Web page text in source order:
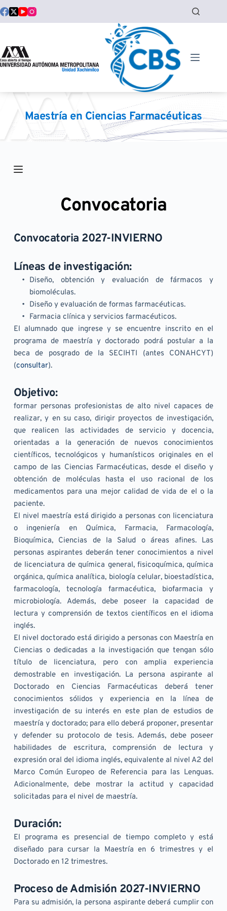
al
contenido
Maestría en Ciencias Farmacéuticas
Convocatoria
Convocatoria 2027-INVIERNO
Líneas de investigación:
Diseño, obtención y evaluación de fármacos y
biomoléculas.
Diseño y evaluación de formas farmacéuticas.
Farmacia clínica y servicios farmacéuticos.
El alumnado que ingrese y se encuentre inscrito en el
programa de maestría y doctorado podrá postular a la
beca de posgrado de la SECIHTI (antes CONAHCYT)
(consultar).
Objetivo:
formar personas profesionistas de alto nivel capaces de
realizar, y en su caso, dirigir proyectos de investigación,
que realicen las actividades de servicio y docencia,
orientadas a la generación de nuevos conocimientos
científicos, tecnológicos y humanísticos originales en el
campo de las Ciencias Farmacéuticas, desde el diseño y
obtención de moléculas hasta el uso racional de los
medicamentos para una mejor calidad de vida de el o la
paciente.
El nivel maestría está dirigido a personas con licenciatura
o ingeniería en Química, Farmacia, Farmacología,
Bioquímica, Ciencias de la Salud o áreas afines. Las
personas aspirantes deberán tener conocimientos a nivel
de licenciatura de química general, fisicoquímica, química
orgánica, química analítica, biología celular, bioestadística,
farmacología, tecnología farmacéutica, biofarmacia y
microbiología. Además, debe poseer la capacidad de
lectura y comprensión de textos científicos en el idioma
inglés.
El nivel doctorado está dirigido a personas con Maestría en
Ciencias o dedicadas a la investigación que tengan sólo
título de licenciatura, pero con amplia experiencia
demostrable en investigación. La persona aspirante al
Doctorado en Ciencias Farmacéuticas deberá tener
conocimientos sólidos y experiencia en la línea de
investigación de su interés en este plan de estudios de
maestría y doctorado; para ello deberá proponer, presentar
y defender su protocolo de tesis. Además, debe poseer
habilidades de escritura, comprensión de lectura y
expresión oral del idioma inglés, equivalente al nivel A2 del
Marco Común Europeo de Referencia para las Lenguas.
Adicionalmente, debe mostrar la actitud y capacidad
solicitadas para el nivel de maestría.
Duración:
El programa es presencial de tiempo completo y está
diseñado para cursar la Maestría en 6 trimestres y el
Doctorado en 12 trimestres.
Proceso de Admisión 2027-INVIERNO
Para su admisión, la persona aspirante deberá cumplir con